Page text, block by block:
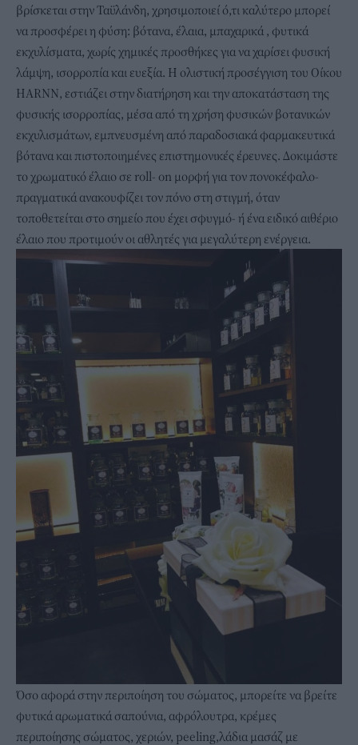
βρίσκεται στην Ταϋλάνδη, χρησιμοποιεί ό,τι καλύτερο μπορεί
να προσφέρει η φύση: βότανα, έλαια, μπαχαρικά , φυτικά
εκχυλίσματα, χωρίς χημικές προσθήκες για να χαρίσει φυσική
λάμψη, ισορροπία και ευεξία. Η ολιστική προσέγγιση του Οίκου
HARNN, εστιάζει στην διατήρηση και την αποκατάσταση της
φυσικής ισορροπίας, μέσα από τη χρήση φυσικών βοτανικών
εκχυλισμάτων, εμπνευσμένη από παραδοσιακά φαρμακευτικά
βότανα και πιστοποιημένες επιστημονικές έρευνες. Δοκιμάστε
το χρωματικό έλαιο σε roll- on μορφή για τον πονοκέφαλο-
πραγματικά ανακουφίζει τον πόνο στη στιγμή, όταν
τοποθετείται στο σημείο που έχει σφυγμό- ή ένα ειδικό αιθέριο
έλαιο που προτιμούν οι αθλητές για μεγαλύτερη ενέργεια.
Όσο αφορά στην περιποίηση του σώματος, μπορείτε να βρείτε
φυτικά αρωματικά σαπούνια, αφρόλουτρα, κρέμες
περιποίησης σώματος, χεριών, peeling,λάδια μασάζ με